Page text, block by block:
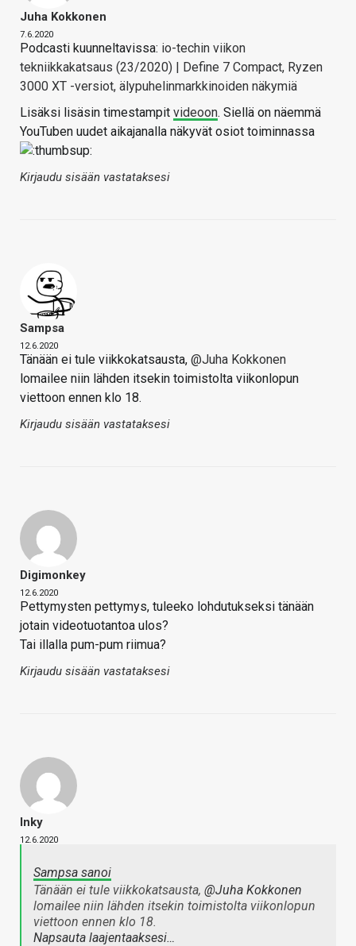
Juha Kokkonen
7.6.2020
Podcasti kuunneltavissa: io-techin viikon
tekniikkakatsaus (23/2020) | Define 7 Compact, Ryzen
3000 XT -versiot, älypuhelinmarkkinoiden näkymiä
Lisäksi lisäsin timestampit videoon. Siellä on näemmä
YouTuben uudet aikajanalla näkyvät osiot toiminnassa
Kirjaudu sisään vastataksesi
Sampsa
12.6.2020
Tänään ei tule viikkokatsausta, @Juha Kokkonen
lomailee niin lähden itsekin toimistolta viikonlopun
viettoon ennen klo 18.
Kirjaudu sisään vastataksesi
Digimonkey
12.6.2020
Pettymysten pettymys, tuleeko lohdutukseksi tänään
jotain videotuotantoa ulos?
Tai illalla pum-pum riimua?
Kirjaudu sisään vastataksesi
Inky
12.6.2020
Sampsa sanoi
Tänään ei tule viikkokatsausta, @Juha Kokkonen
lomailee niin lähden itsekin toimistolta viikonlopun
viettoon ennen klo 18.
Napsauta laajentaaksesi…